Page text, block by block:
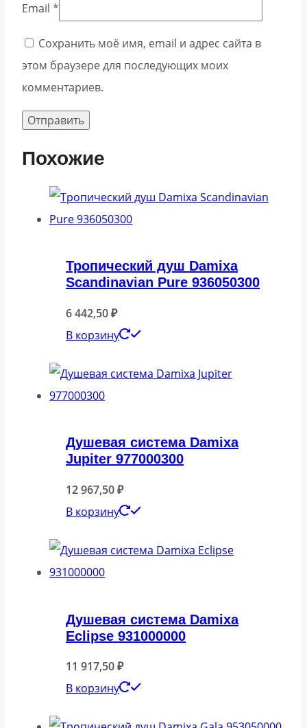
Email *
Сохранить моё имя, email и адрес сайта в
этом браузере для последующих моих
комментариев.
Похожие
Тропический душ Damixa
Scandinavian Pure 936050300
6 442,50₽
В корзину
Душевая система Damixa
Jupiter 977000300
12 967,50₽
В корзину
Душевая система Damixa
Eclipse 931000000
11 917,50₽
В корзину